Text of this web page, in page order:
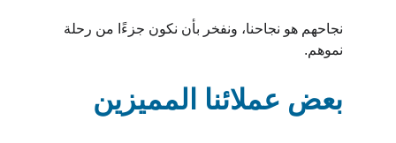
نجاحهم هو نجاحنا، ونفخر بأن نكون جزءًا من رحلة
نموهم.
بعض عملائنا المميزين